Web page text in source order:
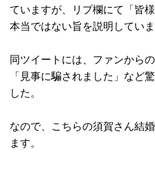
ていますが、リプ欄にて「皆
本当ではない旨を説明していま
同ツイートには、ファンから
「見事に騙されました」など
した。
なので、こちらの須賀さん結
ます。